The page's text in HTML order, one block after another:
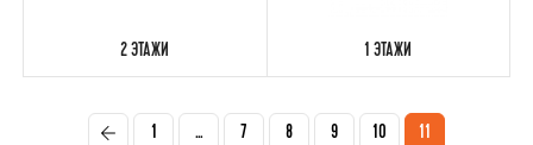
2 ЭТАЖИ 1 ЭТАЖИ
1 ... 7 8 9 10 11